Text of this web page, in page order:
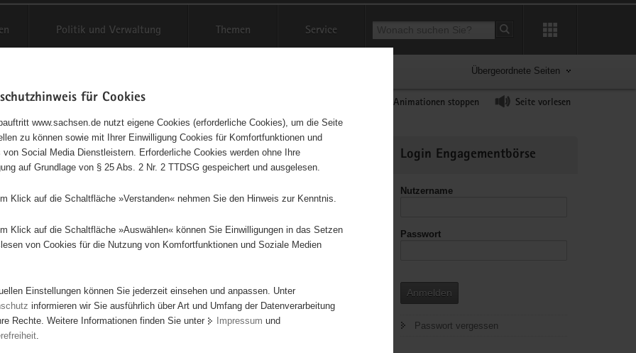
Politik und Verwaltung Themen Service Suchbegriff
Suche starten
Übergeordnete Seiten
Animationen stoppen Seite vorlesen
auf Karte anzeigen
Initiativen Projekte Nach Alphabet Nach Postleitzahl
116 Suchergebnisse
e.V.
Informationen
Login Engagementbörse
Nutzername
Passwort
Anmelden
Passwort vergessen
für Cookies
www.sachsen.de nutzt eigene Cookies (erforderliche Cookies), um die Seite
zu können sowie mit Ihrer Einwilligung Cookies für Komfortfunktionen und
von Social Media Dienstleistern. Erforderliche Cookies werden ohne Ihre
auf Grundlage von § 25 Abs. 2 Nr. 2 TTDSG gespeichert und ausgelesen.
Klick auf die Schaltfläche »Verstanden« nehmen Sie den Hinweis zur Kenntnis.
Klick auf die Schaltfläche »Auswählen« können Sie Einwilligungen in das Setzen
von Cookies für die Nutzung von Komfortfunktionen und Soziale Medien
Einstellungen können Sie jederzeit einsehen und anpassen. Unter
informieren wir Sie ausführlich über Art und Umfang der Datenverarbeitung
Rechte. Weitere Informationen finden Sie unter
Impressum und